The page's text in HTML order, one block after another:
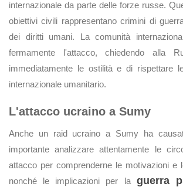
internazionale da parte delle forze russe.
obiettivi civili rappresentano crimini di
dei diritti umani. La comunità
fermamente l'attacco, chiedendo alla
immediatamente le ostilità e di rispettare
internazionale umanitario.
L'attacco ucraino a Sumy
Anche un raid ucraino a Sumy ha
importante analizzare attentamente le
attacco per comprenderne le motivazioni e
nonché le implicazioni per la guerra